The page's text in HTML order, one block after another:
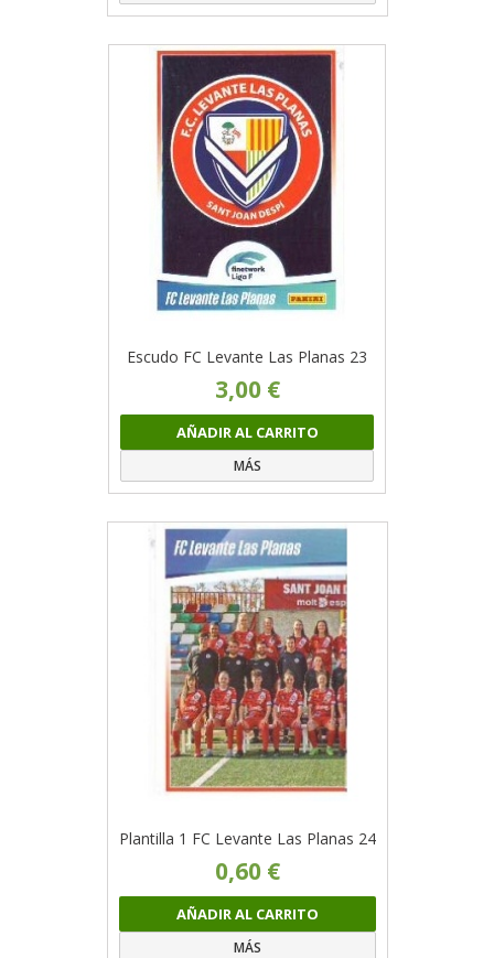
Escudo FC Levante Las Planas 23
3,00 €
AÑADIR AL CARRITO
MÁS
Plantilla 1 FC Levante Las Planas 24
0,60 €
AÑADIR AL CARRITO
MÁS